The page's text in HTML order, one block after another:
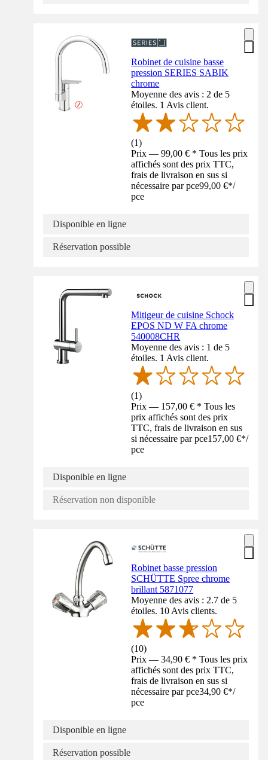
Robinet de cuisine basse
pression SERIES SABIK
chrome
Moyenne des avis : 2 de 5
étoiles. 1 Avis client.
(1)
Prix — 99,00 € * Tous les prix
affichés sont des prix TTC,
frais de livraison en sus si
nécessaire par pce99,00 €*/
pce
Disponible en ligne
Réservation possible
Mitigeur de cuisine Schock
EPOS ND W FA chrome
540008CHR
Moyenne des avis : 1 de 5
étoiles. 1 Avis client.
(1)
Prix — 157,00 € * Tous les
prix affichés sont des prix
TTC, frais de livraison en sus
si nécessaire par pce157,00 €*/
pce
Disponible en ligne
Réservation non disponible
Robinet basse pression
SCHÜTTE Spree chrome
brillant 5871077
Moyenne des avis : 2.7 de 5
étoiles. 10 Avis clients.
(10)
Prix — 34,90 € * Tous les prix
affichés sont des prix TTC,
frais de livraison en sus si
nécessaire par pce34,90 €*/
pce
Disponible en ligne
Réservation possible